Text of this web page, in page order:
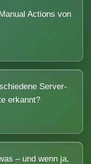
Actions von
Server-
erkannt?
– und wenn ja,